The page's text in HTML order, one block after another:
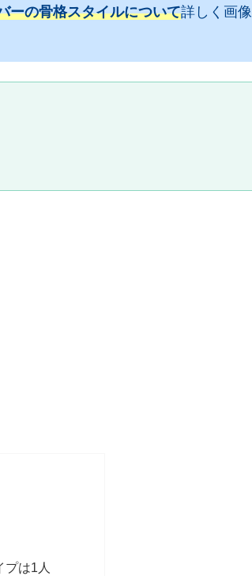
ーの骨格スタイルについて詳しく画像
プは1人